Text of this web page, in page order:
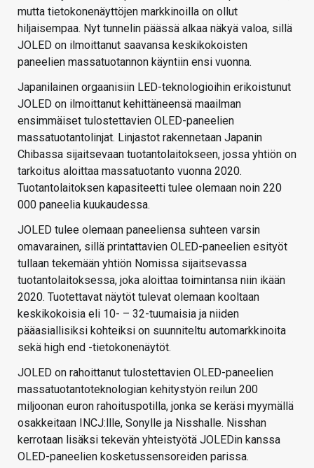
mutta tietokonenäyttöjen markkinoilla on ollut
hiljaisempaa. Nyt tunnelin päässä alkaa näkyä valoa, sillä
JOLED on ilmoittanut saavansa keskikokoisten
paneelien massatuotannon käyntiin ensi vuonna.
Japanilainen orgaanisiin LED-teknologioihin erikoistunut
JOLED on ilmoittanut kehittäneensä maailman
ensimmäiset tulostettavien OLED-paneelien
massatuotantolinjat. Linjastot rakennetaan Japanin
Chibassa sijaitsevaan tuotantolaitokseen, jossa yhtiön on
tarkoitus aloittaa massatuotanto vuonna 2020.
Tuotantolaitoksen kapasiteetti tulee olemaan noin 220
000 paneelia kuukaudessa.
JOLED tulee olemaan paneeliensa suhteen varsin
omavarainen, sillä printattavien OLED-paneelien esityöt
tullaan tekemään yhtiön Nomissa sijaitsevassa
tuotantolaitoksessa, joka aloittaa toimintansa niin ikään
2020. Tuotettavat näytöt tulevat olemaan kooltaan
keskikokoisia eli 10- – 32-tuumaisia ja niiden
pääasiallisiksi kohteiksi on suunniteltu automarkkinoita
sekä high end -tietokonenäytöt.
JOLED on rahoittanut tulostettavien OLED-paneelien
massatuotantoteknologian kehitystyön reilun 200
miljoonan euron rahoituspotilla, jonka se keräsi myymällä
osakkeitaan INCJ:llle, Sonylle ja Nisshalle. Nisshan
kerrotaan lisäksi tekevän yhteistyötä JOLEDin kanssa
OLED-paneelien kosketussensoreiden parissa.